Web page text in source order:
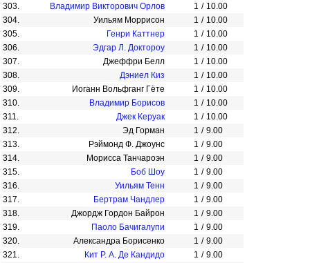
303. Владимир Викторович Орлов 1 / 10.00
304.
Уильям Моррисон 1 / 10.00
305.
Генри Каттнер 1 / 10.00
306.
Эдгар Л. Доктороу 1 / 10.00
307.
Джеффри Белл 1 / 10.00
308.
Дэниел Киз 1 / 10.00
309.
Иоганн Вольфганг Гёте 1 / 10.00
310.
Владимир Борисов 1 / 10.00
311.
Джек Керуак 1 / 10.00
312.
Эд Горман 1 / 9.00
313.
Рэймонд Ф. Джоунс 1 / 9.00
314.
Морисса Танчароэн 1 / 9.00
315.
Боб Шоу 1 / 9.00
316.
Уильям Тенн 1 / 9.00
317.
Бертрам Чандлер 1 / 9.00
318.
Джордж Гордон Байрон 1 / 9.00
319.
Паоло Бачигалупи 1 / 9.00
320.
Александра Борисенко 1 / 9.00
321.
Кит Р. А. Де Кандидо 1 / 9.00